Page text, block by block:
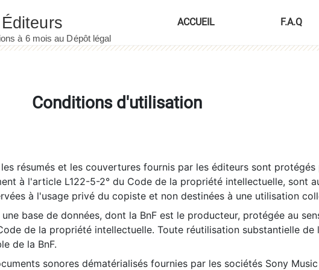
ACCUEIL F.A.Q
Conditions d'utilisation
résumés et les couvertures fournis par les éditeurs sont
à l'article L122-5-2° du Code de la propriété intellectuelle, sont
à l'usage privé du copiste et non destinées à une utilisation
base de données, dont la BnF est le producteur, protégée au
de la propriété intellectuelle. Toute réutilisation substantielle de
de la BnF.
sonores dématérialisés fournies par les sociétés Sony Music